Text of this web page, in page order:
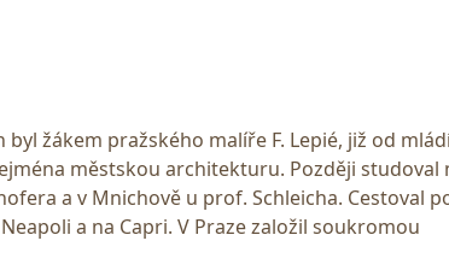
byl žákem pražského malíře F. Lepié, již od
městskou architekturu. Později studoval
a v Mnichově u prof. Schleicha. Cestoval
a na Capri. V Praze založil soukromou